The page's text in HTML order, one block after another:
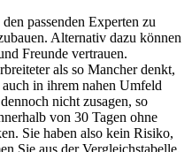
passenden Experten zu
Alternativ dazu können
Freunde vertrauen.
als so Mancher denkt,
in ihrem nahen Umfeld
nicht zusagen, so
von 30 Tagen ohne
Sie haben also kein Risiko,
Sie aus der Vergleichstabelle,